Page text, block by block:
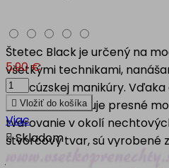
Štetec Black je určený na
všetkými technikami,
francúzskej manikúry.
štetinám zaručuje presné
tvarovanie v okolí
štvorcový tvar, sú vyrobené
jednoduchým čistením a
5,90 €
 Vložiť do košíka
Viac
Skladom